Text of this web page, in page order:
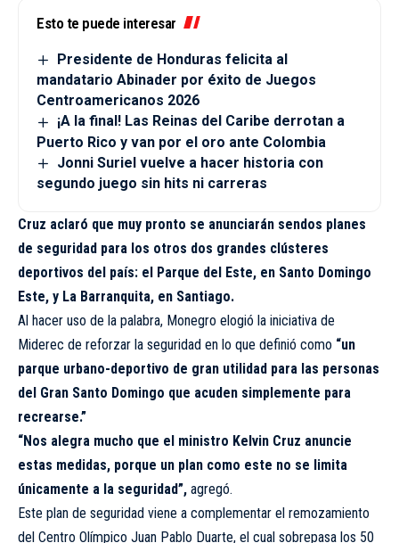
Esto te puede interesar
Presidente de Honduras felicita al
mandatario Abinader por éxito de Juegos
Centroamericanos 2026
¡A la final! Las Reinas del Caribe derrotan a
Puerto Rico y van por el oro ante Colombia
Jonni Suriel vuelve a hacer historia con
segundo juego sin hits ni carreras
Cruz aclaró que muy pronto se anunciarán sendos planes
de seguridad para los otros dos grandes clústeres
deportivos del país: el Parque del Este, en Santo Domingo
Este, y La Barranquita, en Santiago.
Al hacer uso de la palabra, Monegro elogió la iniciativa de
Miderec de reforzar la seguridad en lo que definió como “un
parque urbano-deportivo de gran utilidad para las personas
del Gran Santo Domingo que acuden simplemente para
recrearse.”
“Nos alegra mucho que el ministro Kelvin Cruz anuncie
estas medidas, porque un plan como este no se limita
únicamente a la seguridad”, agregó.
Este plan de seguridad viene a complementar el remozamiento
del Centro Olímpico Juan Pablo Duarte, el cual sobrepasa los 50